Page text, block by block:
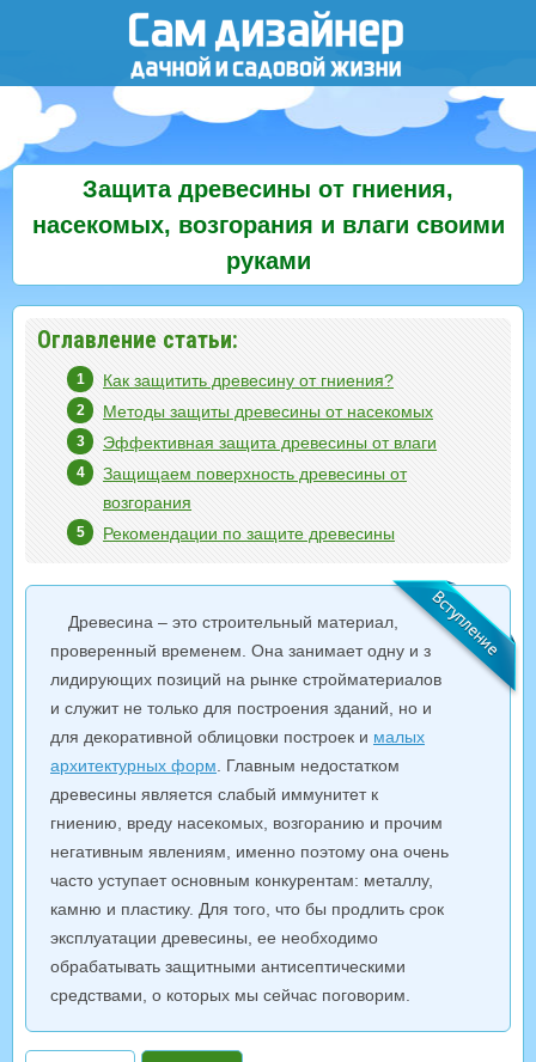
Защита древесины от гниения,
насекомых, возгорания и влаги своими
руками
Оглавление статьи:
Как защитить древесину от гниения?
Методы защиты древесины от насекомых
Эффективная защита древесины от влаги
Защищаем поверхность древесины от
возгорания
Рекомендации по защите древесины
Древесина – это строительный материал,
проверенный временем. Она занимает одну и з
лидирующих позиций на рынке стройматериалов
и служит не только для построения зданий, но и
для декоративной облицовки построек и малых
архитектурных форм . Главным недостатком
древесины является слабый иммунитет к
гниению, вреду насекомых, возгоранию и прочим
негативным явлениям, именно поэтому она очень
часто уступает основным конкурентам: металлу,
камню и пластику. Для того, что бы продлить срок
эксплуатации древесины, ее необходимо
обрабатывать защитными антисептическими
средствами, о которых мы сейчас поговорим.